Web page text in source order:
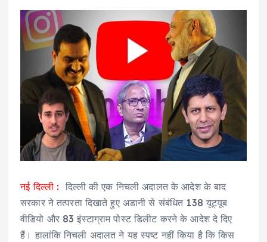
नई दिल्ली : दिल्ली की एक निचली अदालत के आदेश के बाद
सरकार ने तत्परता दिखाते हुए अडानी से संबंधित 138 यूट्यूब
वीडियो और 83 इंस्टाग्राम पोस्ट डिलीट करने के आदेश दे दिए
हैं। हालांकि निचली अदालत ने यह स्पष्ट नहीं किया है कि किस